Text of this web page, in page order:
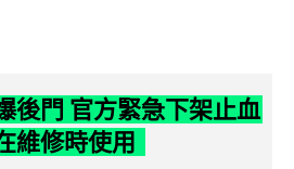
後門 官方緊急下架止血
維修時使用